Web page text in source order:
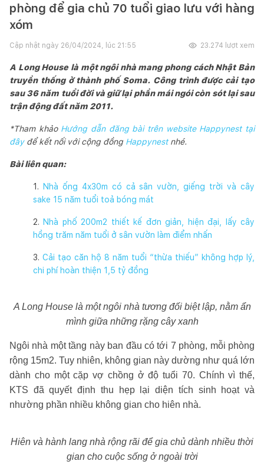
phòng để gia chủ 70 tuổi giao lưu với hàng
xóm
Cập nhật ngày 26/04/2024, lúc 21:55 23.274 lượt xem
A Long House là một ngôi nhà mang phong cách Nhật Bản
truyền thống ở thành phố Soma. Công trình được cải tạo
sau 36 năm tuổi đời và giữ lại phần mái ngói còn sót lại sau
trận động đất năm 2011.
*Tham khảo Hướng dẫn đăng bài trên website Happynest tại
đâyđể kết nối với cộng đồng Happynest nhé.
Bài liên quan:
1.
Nhà ống 4x30m có cả sân vườn, giếng trời và cây
sake 15 năm tuổi toả bóng mát
2. Nhà phố 200m2 thiết kế đơn giản, hiện đại, lấy cây
hồng trăm năm tuổi ở sân vườn làm điểm nhấn
3. Cải tạo căn hộ 8 năm tuổi “thừa thiếu” không hợp lý,
chi phí hoàn thiện 1,5 tỷ đồng
A Long House là một ngôi nhà tương đối biệt lập, nằm ẩn
mình giữa những rặng cây xanh
Ngôi nhà một tầng này ban đầu có tới 7 phòng, mỗi phòng
rộng 15m2. Tuy nhiên, không gian này dường như quá lớn
dành cho một cặp vợ chồng ở độ tuổi 70. Chính vì thế,
KTS đã quyết định thu hẹp lại diện tích sinh hoạt và
nhường phần nhiều không gian cho hiên nhà.
Hiên và hành lang nhà rộng rãi để gia chủ dành nhiều thời
gian cho cuộc sống ở ngoài trời